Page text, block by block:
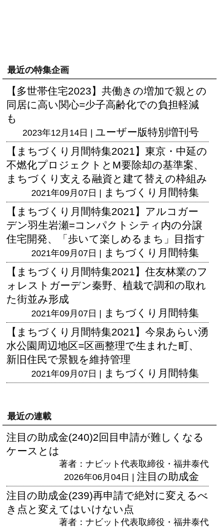
最近の特集企画
【多世帯住宅2023】共働きの増加で親との
同居に高い関心=少子高齢化での負担軽減
も
2023年12月14日 | ユーザー版特別増刊号
【まちづくり月間特集2021】東京・中延の
不燃化プロジェクトとM要除却の基準案、
まちづくり支える融資と建て替えの枠組み
2021年09月07日 | まちづくり月間特集
【まちづくり月間特集2021】アルコガー
デン羽生岩瀬=コンパクトシティ内の分譲
住宅開発、「歩いて楽しめるまち」目指す
2021年09月07日 | まちづくり月間特集
【まちづくり月間特集2021】住友林業のフ
ォレストガーデン秦野、植栽で調和の取れ
た街並み形成
2021年09月07日 | まちづくり月間特集
【まちづくり月間特集2021】今泉あらい湧
水公園周辺地区=区画整理で生まれた町、
新旧住民で景観を維持管理
2021年09月07日 | まちづくり月間特集
最近の連載
注目の助成金(240)2回目申請が難しくなる
ケースとは
著者：ナビット代表取締役・福井泰代
2026年06月04日 | 注目の助成金
注目の助成金(239)再申請で絶対に変えるべ
き点と変えてはいけない点
著者：ナビット代表取締役・福井泰代